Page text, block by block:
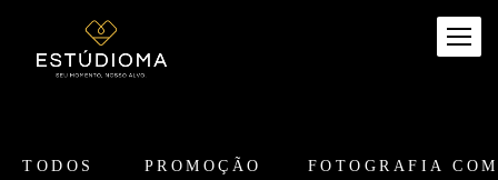
TODOS PROMOÇÃO FOTOGRAFIA